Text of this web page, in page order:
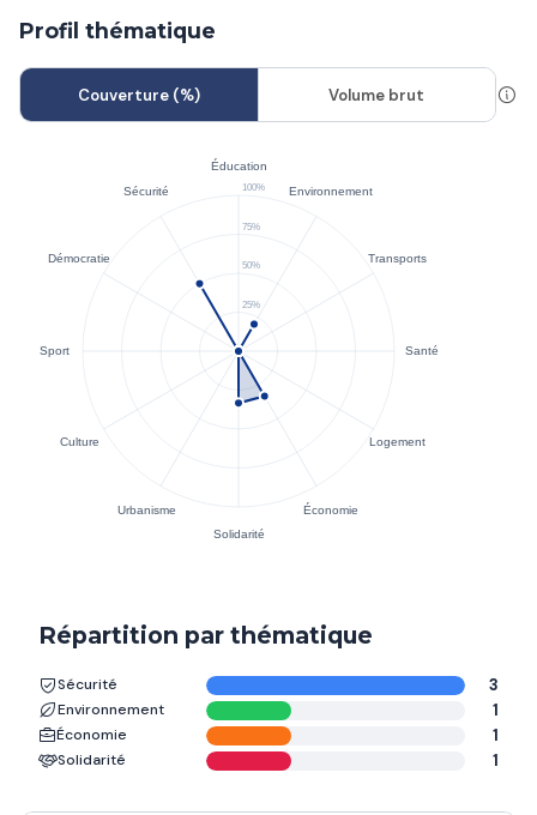
Profil thématique
Couverture (%) Volume brut
Répartition par thématique
Sécurité 3
Environnement 1
Économie 1
Solidarité 1